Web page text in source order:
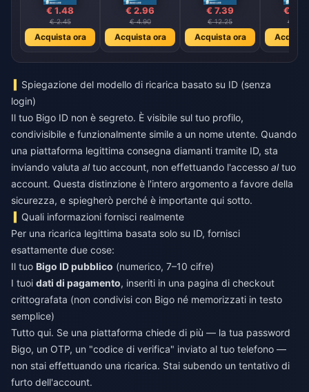
€ 1.48
€ 2.45
Acquista ora
€ 2.96
€ 4.90
Acquista ora
€ 7.39
€ 12.25
Acquista ora
€
€
Spiegazione del modello di ricarica basato su ID (senza
login)
Il tuo Bigo ID non è segreto. È visibile sul tuo profilo,
condivisibile e funzionalmente simile a un nome utente. Quando
una piattaforma legittima consegna diamanti tramite ID, sta
inviando valuta altuo account, non effettuando l'accesso altuo
account. Questa distinzione è l'intero argomento a favore della
sicurezza, e spiegherò perché è importante qui sotto.
Quali informazioni fornisci realmente
Per una ricarica legittima basata solo su ID, fornisci
esattamente due cose:
Il tuo Bigo ID pubblico (numerico, 7–10 cifre)
I tuoi dati di pagamento, inseriti in una pagina di checkout
crittografata (non condivisi con Bigo né memorizzati in testo
semplice)
Tutto qui. Se una piattaforma chiede di più — la tua password
Bigo, un OTP, un "codice di verifica" inviato al tuo telefono —
non stai effettuando una ricarica. Stai subendo un tentativo di
furto dell'account.